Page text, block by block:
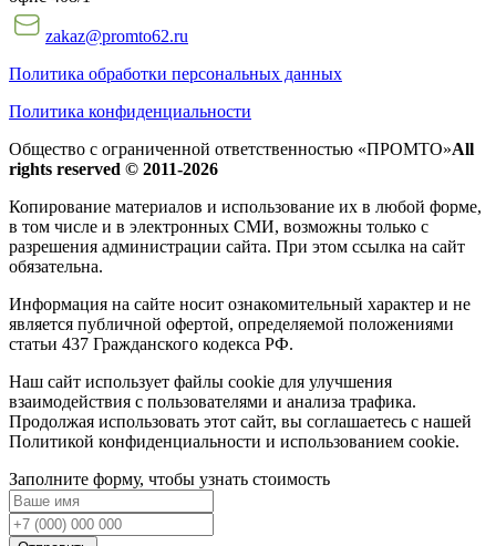
zakaz@promto62.ru
Политика обработки персональных данных
Политика конфиденциальности
Общество с ограниченной ответственностью «ПРОМТО»All
rights reserved © 2011-2026
Копирование материалов и использование их в любой форме,
в том числе и в электронных СМИ, возможны только c
разрешения администрации сайта. При этом ссылка на сайт
обязательна.
Информация на сайте носит ознакомительный характер и не
является публичной офертой, определяемой положениями
статьи 437 Гражданского кодекса РФ.
Наш сайт использует файлы cookie для улучшения
взаимодействия с пользователями и анализа трафика.
Продолжая использовать этот сайт, вы соглашаетесь с нашей
Политикой конфиденциальности и использованием cookie.
Заполните форму, чтобы узнать стоимость